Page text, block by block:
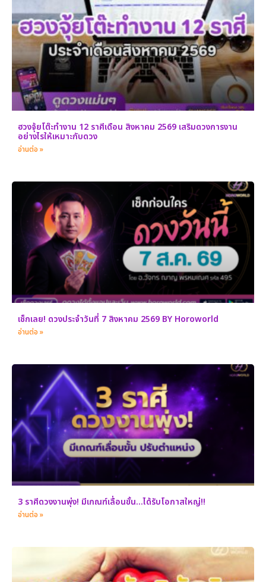
ฮวงจุ้ยโต๊ะทำงาน 12 ราศีเดือน สิงหาคม 2569 เสริมดวงการงาน
อย่างไรให้เหมาะกับดวง
อ่านต่อ »
เช็กเลย! ดวงประจำวันที่ 7 สิงหาคม 2569 BY Horoworld
อ่านต่อ »
3 ราศีดวงงานพุ่ง! มีเกณฑ์เลื่อนขั้น…ได้รับโอกาสใหญ่!!
อ่านต่อ »